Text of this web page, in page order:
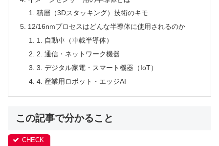
積層（3Dスタッキング）技術のキモ
12/16nmプロセスはどんな半導体に使用されるのか
1. 自動車（車載半導体）
2. 通信・ネットワーク機器
3. デジタル家電・スマート機器（IoT）
4. 産業用ロボット・エッジAI
この記事で分かること